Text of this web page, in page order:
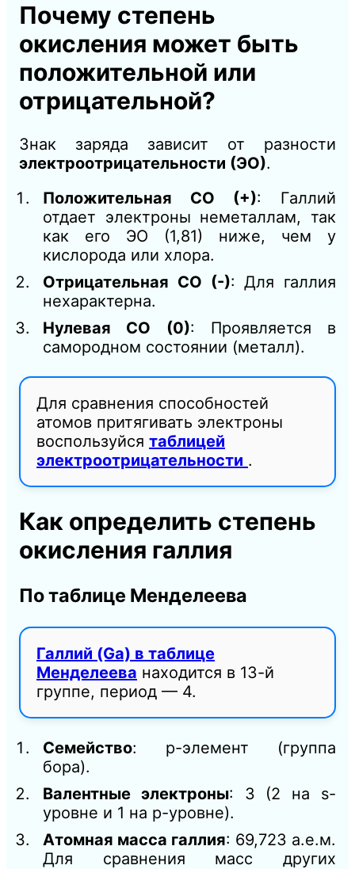
Почему степень
окисления может быть
положительной или
отрицательной?
Знак заряда зависит от разности
электроотрицательности (ЭО).
Положительная СО (+): Галлий
отдает электроны неметаллам, так
как его ЭО (1,81) ниже, чем у
кислорода или хлора.
Отрицательная СО (-): Для галлия
нехарактерна.
Нулевая СО (0): Проявляется в
самородном состоянии (металл).
Для сравнения способностей
атомов притягивать электроны
воспользуйся таблицей
электроотрицательности .
Как определить степень
окисления галлия
По таблице Менделеева
Галлий (Ga) в таблице
Менделеева находится в 13-й
группе, период — 4.
Семейство: p-элемент (группа
бора).
Валентные электроны: 3 (2 на s-
уровне и 1 на p-уровне).
Атомная масса галлия: 69,723 а.е.м.
Для сравнения масс других